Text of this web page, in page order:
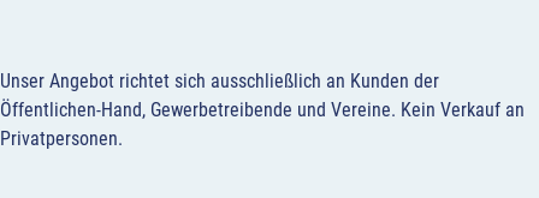
Unser Angebot richtet sich ausschließlich an Kunden der
Öffentlichen-Hand, Gewerbetreibende und Vereine. Kein Verkauf an
Privatpersonen.